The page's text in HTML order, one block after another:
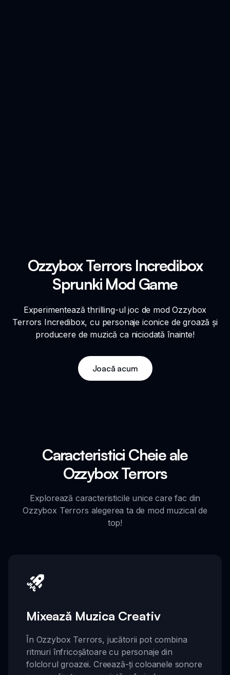
Ozzybox Terrors Incredibox
Sprunki Mod Game
Experimentează thrilling-ul joc de mod Ozzybox
Terrors Incredibox, cu personaje iconice de groază și
producere de muzică ca niciodată înainte!
Joacă acum
Caracteristici Cheie ale
Ozzybox Terrors
Explorează caracteristicile unice care fac din
Ozzybox Terrors alegerea ta de mod muzical de
top!
Mixează Muzica Creativ
În Ozzybox Terrors, jucătorii pot combina
ritmuri înfricoșătoare cu personaje din
folclorul groazei. Creează-ți coloanele sonore